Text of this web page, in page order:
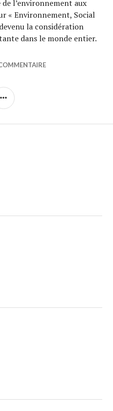
l’environnement aux
« Environnement, Social
la considération
dans le monde entier.
URBAIN (19/19) : Montoyer
COLONNE